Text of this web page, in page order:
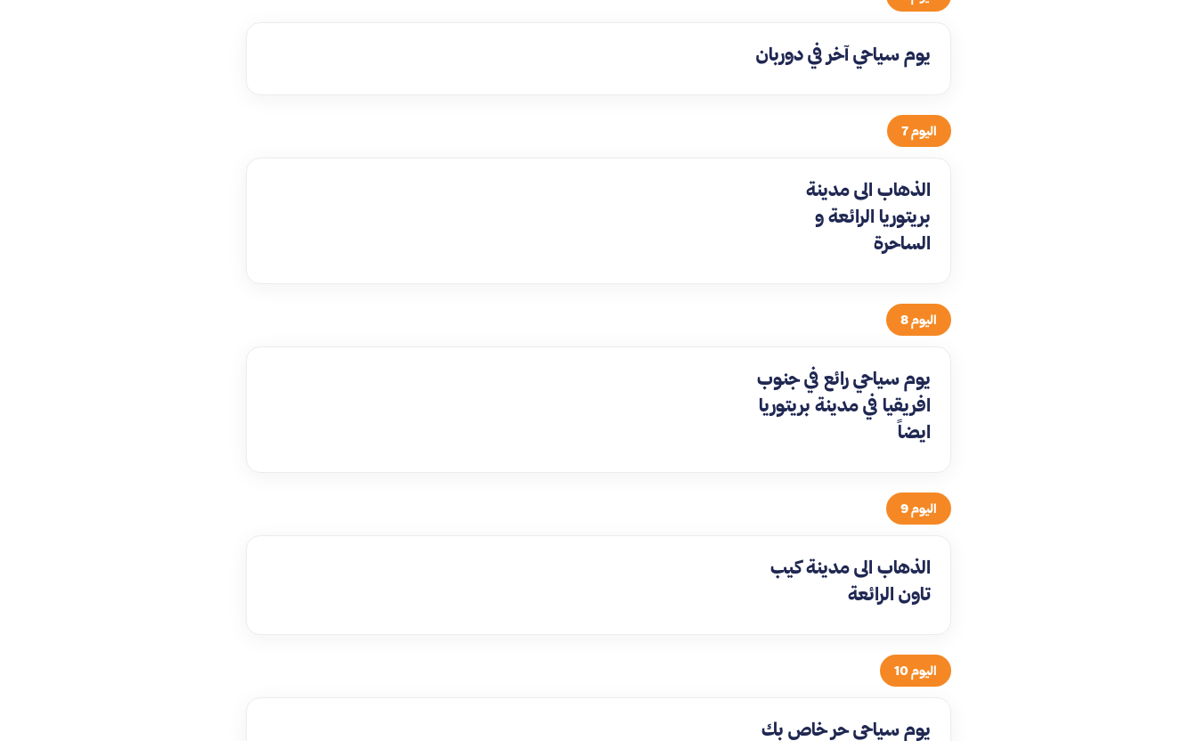
يوم سياحي آخر في دوربان
اليوم 7
الذهاب الى مدينة
بريتوريا الرائعة و
الساحرة
اليوم 8
يوم سياحي رائع في جنوب
افريقيا في مدينة بريتوريا
ايضاً
اليوم 9
الذهاب الى مدينة كيب
تاون الرائعة
اليوم 10
يوم سياحي حر خاص بك